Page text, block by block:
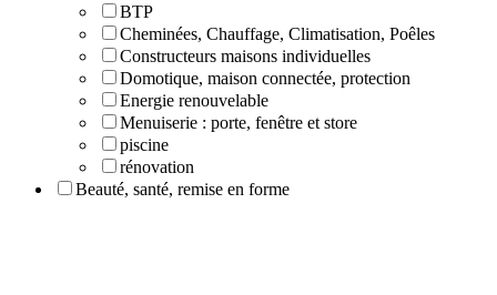
BTP
Cheminées, Chauffage, Climatisation, Poêles
Constructeurs maisons individuelles
Domotique, maison connectée, protection
Energie renouvelable
Menuiserie : porte, fenêtre et store
piscine
rénovation
Beauté, santé, remise en forme